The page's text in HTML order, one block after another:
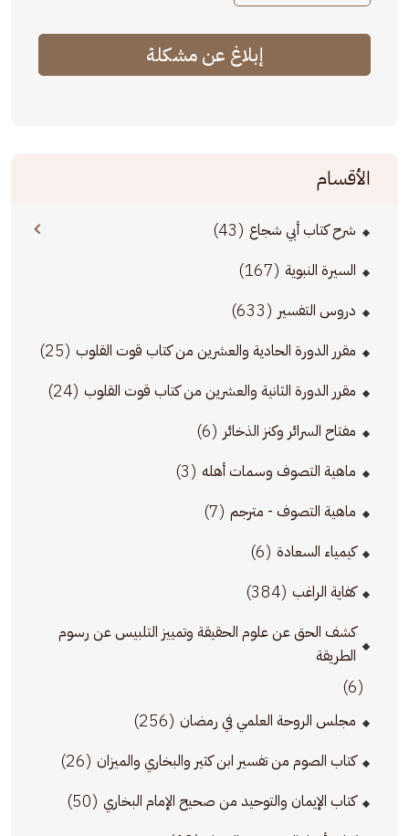
إبلاغ عن مشكلة
الأقسام
شرح كتاب أبي شجاع (43)
السيرة النبوية (167)
دروس التفسير (633)
مقرر الدورة الحادية والعشرين من كتاب قوت القلوب (25)
مقرر الدورة الثانية والعشرين من كتاب قوت القلوب (24)
مفتاح السرائر وكنز الذخائر (6)
ماهية التصوف وسمات أهله (3)
ماهية التصوف - مترجم (7)
كيمياء السعادة (6)
كفاية الراغب (384)
كشف الحق عن علوم الحقيقة وتمييز التلبيس عن رسوم
الطريقة
(6)
مجلس الروحة العلمي في رمضان (256)
كتاب الصوم من تفسير ابن كثير والبخاري والميزان (26)
كتاب الإيمان والتوحيد من صحيح الإمام البخاري (50)